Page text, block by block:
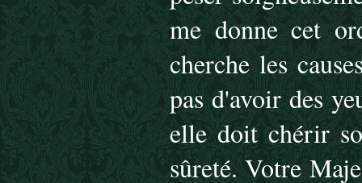
me donne cet
cherche les
pas d'avoir des
elle doit chérir
sûreté. Votre